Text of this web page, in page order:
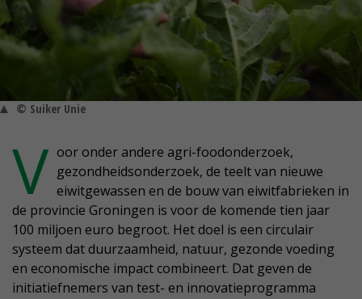
© Suiker Unie
V oor onder andere agri-foodonderzoek,
gezondheidsonderzoek, de teelt van nieuwe
eiwitgewassen en de bouw van eiwitfabrieken in
de provincie Groningen is voor de komende tien jaar
100 miljoen euro begroot. Het doel is een circulair
systeem dat duurzaamheid, natuur, gezonde voeding
en economische impact combineert. Dat geven de
initiatiefnemers van test- en innovatieprogramma